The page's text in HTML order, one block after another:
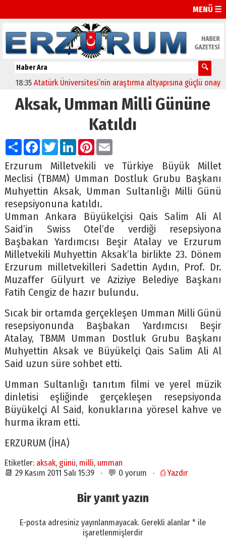
MENÜ ☰
18:35 Atatürk Üniversitesi’nin araştırma altyapısına güçlü onay
Aksak, Umman Milli Gününe
Katıldı
PaylaşFacebook
TwitterLinkedIn
Pinterest
Email
Erzurum Milletvekili ve Türkiye Büyük Millet
Meclisi (TBMM) Umman Dostluk Grubu Başkanı
Muhyettin Aksak, Umman Sultanlığı Milli Günü
resepsiyonuna katıldı.
Umman Ankara Büyükelçisi Qais Salim Ali Al
Said’in Swiss Otel’de verdiği resepsiyona
Başbakan Yardımcısı Beşir Atalay ve Erzurum
Milletvekili Muhyettin Aksak’la birlikte 23. Dönem
Erzurum milletvekilleri Sadettin Aydın, Prof. Dr.
Muzaffer Gülyurt ve Aziziye Belediye Başkanı
Fatih Cengiz de hazır bulundu.
Sıcak bir ortamda gerçekleşen Umman Milli Günü
resepsiyonunda Başbakan Yardımcısı Beşir
Atalay, TBMM Umman Dostluk Grubu Başkanı
Muhyettin Aksak ve Büyükelçi Qais Salim Ali Al
Said uzun süre sohbet etti.
Umman Sultanlığı tanıtım filmi ve yerel müzik
dinletisi eşliğinde gerçekleşen resepsiyonda
Büyükelçi Al Said, konuklarına yöresel kahve ve
hurma ikram etti.
ERZURUM (İHA)
Etiketler: aksak, günü, milli, umman
📆 29 Kasım 2011 Salı 15:39 · 💬 0 yorum · ⎙ Yazdır
Bir yanıt yazın
E-posta adresiniz yayınlanmayacak. Gerekli alanlar* ile
işaretlenmişlerdir